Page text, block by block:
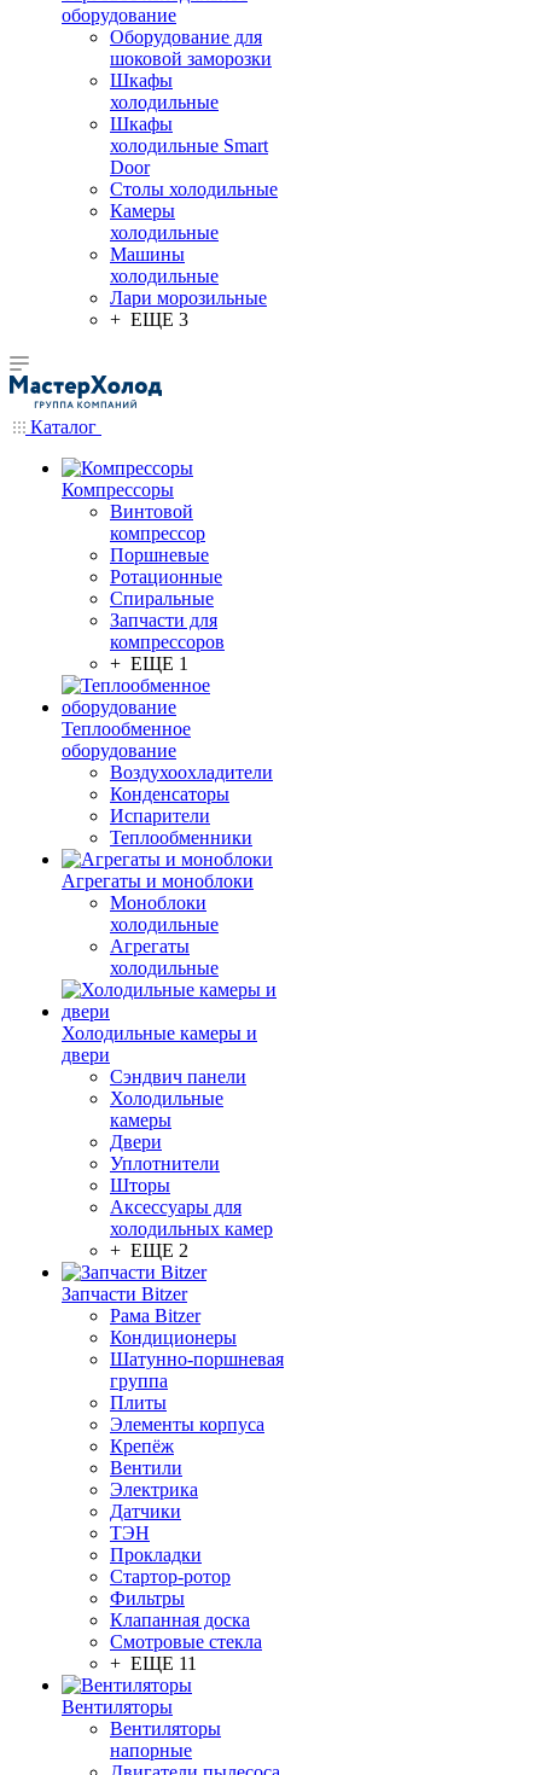
оборудование
Оборудование для
шоковой заморозки
Шкафы
холодильные
Шкафы
холодильные Smart
Door
Столы холодильные
Камеры
холодильные
Машины
холодильные
Лари морозильные
+ ЕЩЕ 3
Каталог
Компрессоры
Винтовой
компрессор
Поршневые
Ротационные
Спиральные
Запчасти для
компрессоров
+ ЕЩЕ 1
Теплообменное
оборудование
Воздухоохладители
Конденсаторы
Испарители
Теплообменники
Агрегаты и моноблоки
Моноблоки
холодильные
Агрегаты
холодильные
Холодильные камеры и
двери
Сэндвич панели
Холодильные
камеры
Двери
Уплотнители
Шторы
Аксессуары для
холодильных камер
+ ЕЩЕ 2
Запчасти Bitzer
Рама Bitzer
Кондиционеры
Шатунно-поршневая
группа
Плиты
Элементы корпуса
Крепёж
Вентили
Электрика
Датчики
ТЭН
Прокладки
Стартор-ротор
Фильтры
Клапанная доска
Смотровые стекла
+ ЕЩЕ 11
Вентиляторы
Вентиляторы
напорные